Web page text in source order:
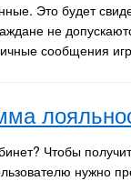
Это будет
не
сообщения
Чтобы
нужно